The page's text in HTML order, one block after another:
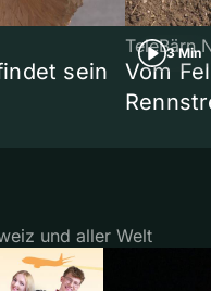
sein
3 Min
TeleBärn
Vom
und aller Welt